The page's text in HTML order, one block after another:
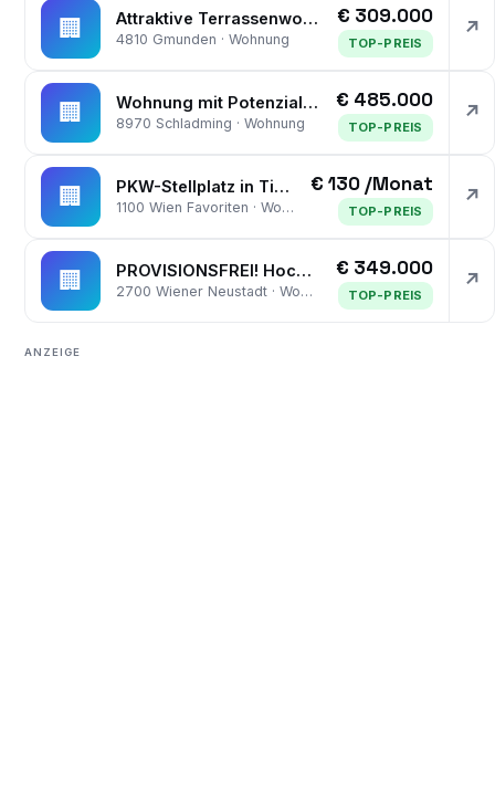
🏢 Attraktive Terrassenwohnung im Grünen – modernisiert und vielseitig inkl. Garage
4810 Gmunden · Wohnung
€ 309.000
TOP-PREIS
↗
🏢 Wohnung mit Potenzial – 98 m² mit drei Schlafzimmern und zwei Balkone, 2 Einzelgaragen
8970 Schladming · Wohnung
€ 485.000
TOP-PREIS
↗
🏢 PKW-Stellplatz in Tiefgarage - Unbefristet - Siedlung Rustenfeld!
1100 Wien Favoriten · Wohnung
€ 130 /Monat
TOP-PREIS
↗
🏢 PROVISIONSFREI! Hochwertig konzipierte 3-Zimmer-Wohnung mit Garten | Offene Wohnküche, Schrankraum | Tiefgarage
2700 Wiener Neustadt · Wohnung
€ 349.000
TOP-PREIS
↗
ANZEIGE